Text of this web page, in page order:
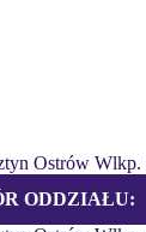
Ostrów Wlkp.
ODDZIAŁU: